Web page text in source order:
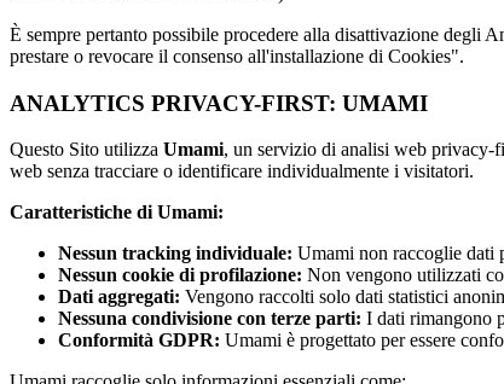
È sempre pertanto possibile procedere alla disattivazione degli
prestare o revocare il consenso all'installazione di Cookies".
ANALYTICS PRIVACY-FIRST: UMAMI
Questo Sito utilizza Umami, un servizio di analisi web privacy-
web senza tracciare o identificare individualmente i visitatori.
Caratteristiche di Umami:
Nessun tracking individuale: Umami non raccoglie dati
Nessun cookie di profilazione: Non vengono utilizzati
Dati aggregati: Vengono raccolti solo dati statistici
Nessuna condivisione con terze parti: I dati rimangono
Conformità GDPR: Umami è progettato per essere